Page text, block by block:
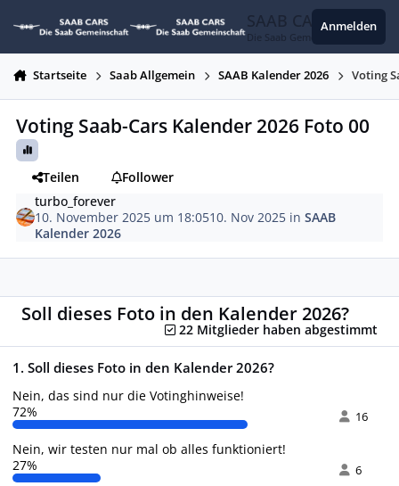
SAAB CARS
Die Saab Gemeinschaft
Anmelden
Startseite Saab Allgemein SAAB Kalender 2026 Voting
Voting Saab-Cars Kalender 2026 Foto 00
Teilen
Follower
turbo_forever
10. November 2025 um 18:0510. Nov 2025 inSAAB
Kalender 2026
Soll dieses Foto in den Kalender 2026?
22 Mitglieder haben abgestimmt
1. Soll dieses Foto in den Kalender 2026?
Nein, das sind nur die Votinghinweise!
72%
16
Nein, wir testen nur mal ob alles funktioniert!
27%
6